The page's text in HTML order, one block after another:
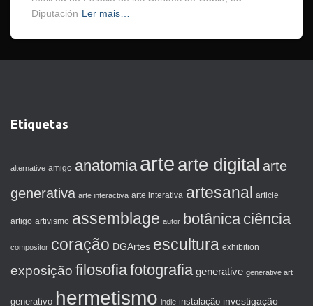
Diputación Ler mais…
Etiquetas
alternative amigo anatomia arte arte digital arte
generativa arte interactiva arte interativa artesanal article
artigo artivismo assemblage autor botânica ciência
compositor coração DGArtes escultura exhibition
exposição filosofiafotografia generative generative art
generativo hermetismo indie instalação investigação